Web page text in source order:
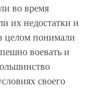
во время
их недостатки и
целом понимали
воевать и
своего